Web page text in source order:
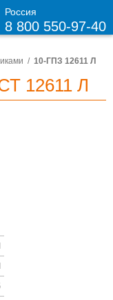
10-ГПЗ 12611 Л
12611 Л
Россия
8 800 550-97-40